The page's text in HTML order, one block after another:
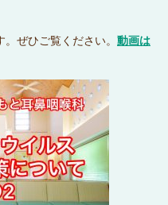
ぜひご覧ください。 動画は